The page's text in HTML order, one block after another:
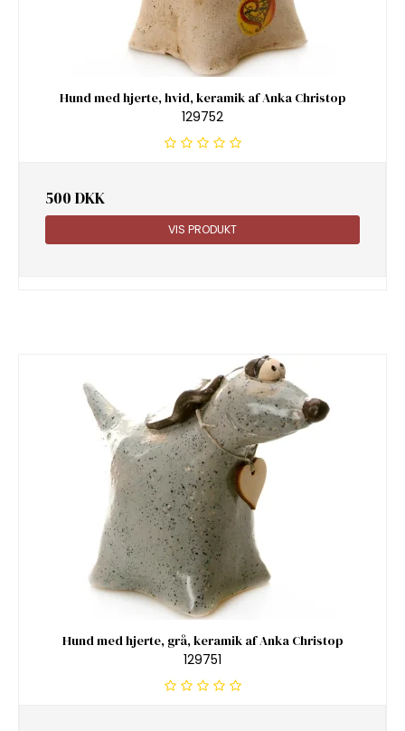
Hund med hjerte, hvid, keramik af Anka Christop
129752
500 DKK
VIS PRODUKT
Hund med hjerte, grå, keramik af Anka Christop
129751